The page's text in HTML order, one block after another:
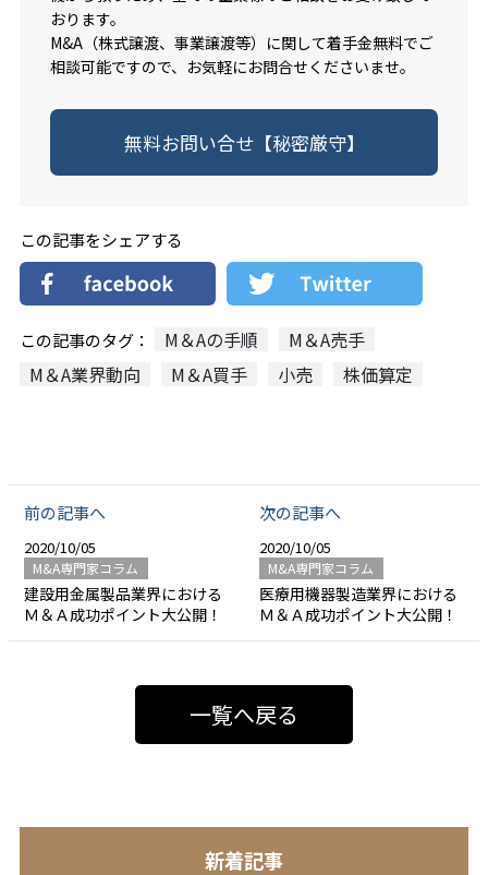
おります。
M&A（株式譲渡、事業譲渡等）に関して着手金無料でご
相談可能ですので、お気軽にお問合せくださいませ。
無料お問い合せ【秘密厳守】
この記事をシェアする
この記事のタグ： M＆Aの手順
M＆A売手
M＆A業界動向
M＆A買手 小売 株価算定
前の記事へ
2020/10/05
M&A専門家コラム
建設用金属製品業界における
Ｍ＆Ａ成功ポイント大公開！
次の記事へ
2020/10/05
M&A専門家コラム
医療用機器製造業界における
Ｍ＆Ａ成功ポイント大公開！
一覧へ戻る
新着記事